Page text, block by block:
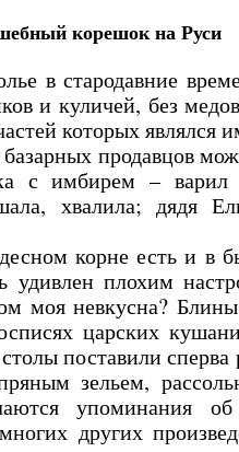
корешок на Руси
в стародавние
и куличей, без
которых являлся
продавцов
с имбирем – варил
хвалила; дядя
корне есть и в
удивлен плохим
моя невкусна?
царских
поставили сперва
зельем,
упоминания
других